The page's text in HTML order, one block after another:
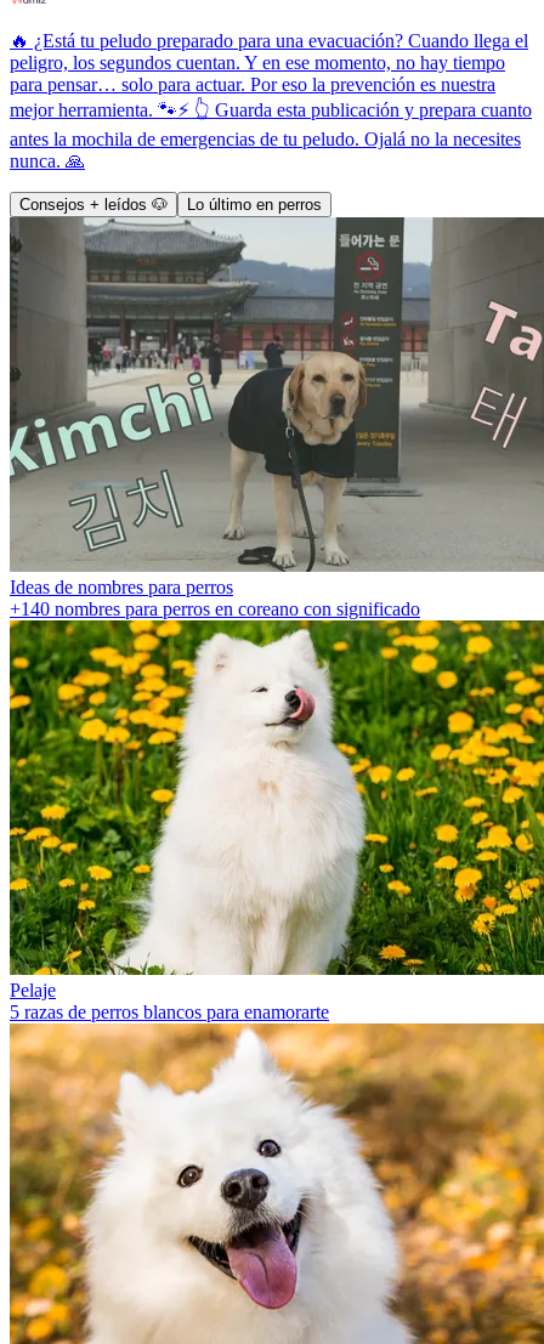
🔥 ¿Está tu peludo preparado para una evacuación? Cuando llega el
peligro, los segundos cuentan. Y en ese momento, no hay tiempo
para pensar… solo para actuar. Por eso la prevención es nuestra
mejor herramienta. 🐾⚡ 👆 Guarda esta publicación y prepara cuanto
antes la mochila de emergencias de tu peludo. Ojalá no la necesites
nunca. 🙏
Consejos + leídos 🐶 Lo último en perros
Ideas de nombres para perros
+140 nombres para perros en coreano con significado
Pelaje
5 razas de perros blancos para enamorarte